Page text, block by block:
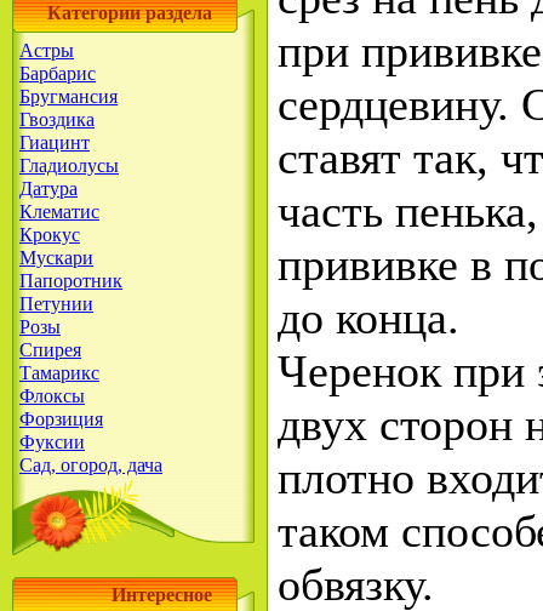
Категории раздела
Астры
Барбарис
Бругмансия
Гвоздика
Гиацинт
Гладиолусы
Датура
Клематис
Крокус
Мускари
Папоротник
Петунии
Розы
Спирея
Тамарикс
Флоксы
Форзиция
Фуксии
Сад, огород, дача
Интересное
при
сердцевину.
ставят так,
часть
прививке в
до конца.
Черенок при
двух сторон
плотно
таком
обвязку.